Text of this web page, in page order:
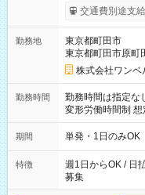
いOK！（規定あ
ンビニATMから 日払い
交通費別途支
勤務地
東京都町田市
東京都町田市原町
株式会社ワンベ
勤務時間
勤務時間は指定な
変形労働時間制 想定労働時
～21：00
期間 単発・1日のみOK
特徴
週1日からOK / 日
募集